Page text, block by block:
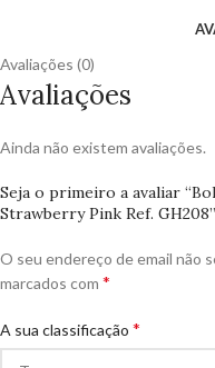
Avaliações (0)
Avaliações
Ainda não existem avaliações.
Seja o primeiro a avaliar
Strawberry Pink Ref. GH208”
O seu endereço de email não
marcados com *
A sua classificação *